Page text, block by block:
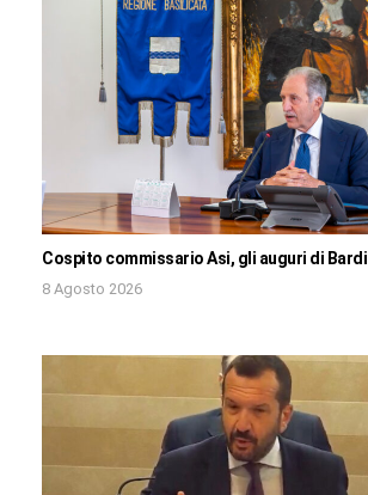
Cospito commissario Asi, gli auguri di Bardi
8 Agosto 2026